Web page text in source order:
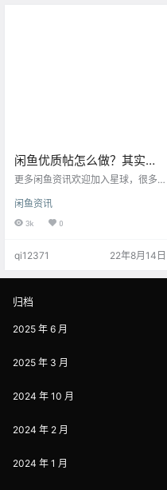
闲鱼优质帖怎么做？其实很
简单，跟着做就行。
更多闲鱼资讯欢迎加入星球，很多
其他的渠道。 帖子正文 最近有非常
多的小伙伴在申请闲鱼玩家，那么
也很简单，就是伪原创。 去年我们
都是直接图文搬运，所以助手上线
了采集小红书图文的功能，并且可
以直接自动发布到闲鱼。 但是今年
格了，很多之前的优质帖全部被…
闲鱼资讯
3k 0
qi12371 22年8月14日
归档
2025 年 6 月
2025 年 3 月
2024 年 10 月
2024 年 2 月
2024 年 1 月